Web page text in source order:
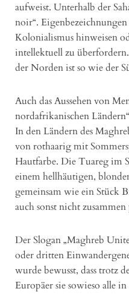
aufweist. Unterhalb der
noir“.
Kolonialismus hinweisen
intellektuell zu
der Norden ist so wie der
Auch das Aussehen von
nordafrikanischen
In den Ländern des
von rothaarig mit
Hautfarbe. Die Tuareg im
einem hellhäutigen,
gemeinsam wie ein Stück
auch sonst nicht zusammen
Der Slogan „Maghreb
oder dritten
wurde bewusst, dass trotz
Europäer sie sowieso alle